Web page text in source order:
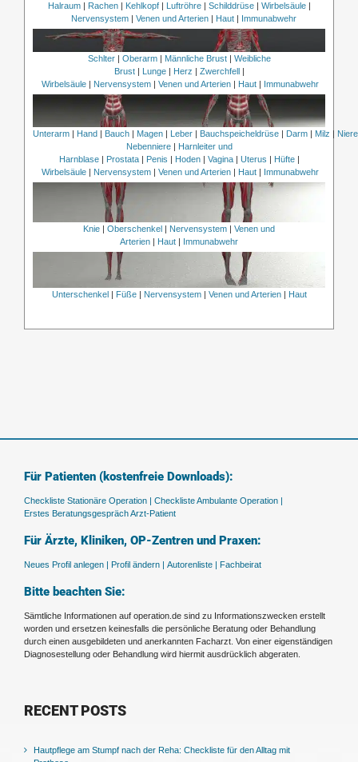
Halraum| Rachen| Kehlkopf| Luftröhre| Schilddrüse| Wirbelsäule|
Nervensystem | Venen und Arterien | Haut | Immunabwehr
Schlter| Oberarm| Männliche Brust| Weibliche
Brust| Lunge| Herz | Zwerchfell|
Wirbelsäule | Nervensystem | Venen und Arterien | Haut | Immunabwehr
Unterarm| Hand| Bauch| Magen| Leber| Bauchspeicheldrüse| Darm| Milz |
Nebenniere| Harnleiter und
Harnblase| Prostata| Penis | Hoden| Vagina| Uterus | Hüfte|
Wirbelsäule | Nervensystem | Venen und Arterien | Haut | Immunabwehr
Knie Oberschenkel Nervensystem
Venen und
Arterien
Haut Immunabwehr
Unterschenkel Füße| Nervensystem| Venen und Arterien| Haut
Für Patienten (kostenfreie Downloads):
Checkliste Stationäre Operation | Checkliste Ambulante Operation |
Erstes Beratungsgespräch Arzt-Patient
Für Ärzte, Kliniken, OP-Zentren und Praxen:
Neues Profil anlegen | Profil ändern | Autorenliste | Fachbeirat
Bitte beachten Sie:
Sämtliche Informationen auf operation.de sind zu Informationszwecken erstellt
worden und ersetzen keinesfalls die persönliche Beratung oder Behandlung
durch einen ausgebildeten und anerkannten Facharzt. Von einer eigenständigen
Diagnosestellung oder Behandlung wird hiermit ausdrücklich abgeraten.
RECENT POSTS
Hautpflege am Stumpf nach der Reha: Checkliste für den Alltag mit